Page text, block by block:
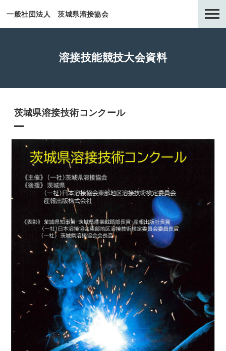
一般社団法人 茨城県溶接協会
溶接技能競技大会資料
茨城県溶接技術コンクール